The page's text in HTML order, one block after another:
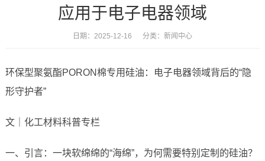
应用于电子电器领域
日期：2025-12-16 分类： 新闻中心
环保型聚氨酯PORON棉专用硅油：电子电器领域背后的“隐
形守护者”
文｜化工材料科普专栏
一、引言：一块软绵绵的“海绵”，为何需要特别定制的硅油？